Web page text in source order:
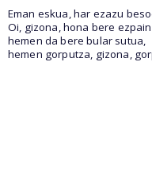
Eman eskua, har ezazu
Oi, gizona, hona bere
hemen da bere bular sutua,
hemen gorputza, gizona,